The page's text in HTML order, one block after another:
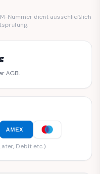
Nummer dient ausschließlich
AGB.
AMEX
Debit etc.)